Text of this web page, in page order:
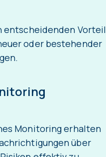
entscheidenden Vorteil
oder bestehender
Monitoring erhalten
über